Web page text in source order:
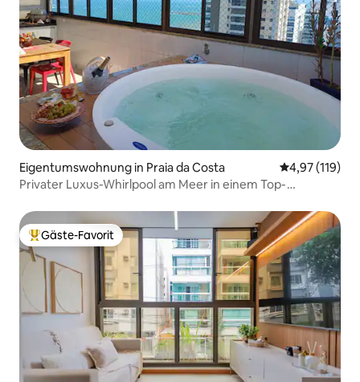
Eigentumswohnung in Praia da Costa
4,97 (119)
Privater Luxus-Whirlpool am Meer in einem Top-
Beliebter Gäste-Favorit.
Gäste-Favorit